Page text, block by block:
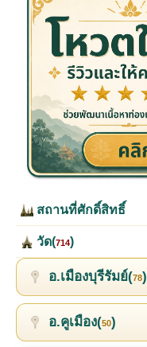
สถานที่ศักดิ์สิทธิ์
วัด(714)
อ.เมืองบุรีรัมย์(78)
อ.คูเมือง(50)